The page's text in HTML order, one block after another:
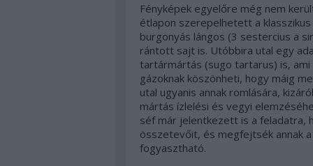
Fényképek egyelőre még nem
étlapon szerepelhetett a
burgonyás lángos (3 sestercius a
rántott sajt is. Utóbbira utal egy
tartármártás (sugo tartarus) is,
gázoknak köszönheti, hogy máig
utal ugyanis annak romlására,
mártás ízlelési és vegyi
séf már jelentkezett is a feladatra,
összetevőit, és megfejtsék annak
fogyasztható.